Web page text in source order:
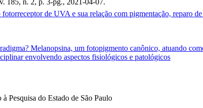
de UVA e sua relação com pigmentação,
Melanopsina, um fotopigmento canônico, atuando
envolvendo aspectos fisiológicos e patológicos
Pesquisa do Estado de São Paulo